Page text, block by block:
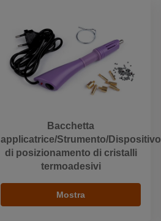
Bacchetta
applicatrice/Strumento/Dispositivo
di posizionamento di cristalli
termoadesivi
Mostra